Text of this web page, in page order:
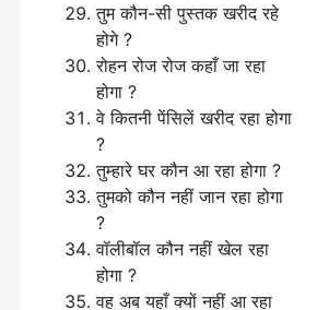
तुम कौन-सी पुस्तक खरीद रहे
होगे ?
रोहन रोज रोज कहाँ जा रहा
होगा ?
वे कितनी पेंसिलें खरीद रहा होगा
?
तुम्हारे घर कौन आ रहा होगा ?
तुमको कौन नहीं जान रहा होगा
?
वॉलीबॉल कौन नहीं खेल रहा
होगा ?
वह अब यहाँ क्यों नहीं आ रहा